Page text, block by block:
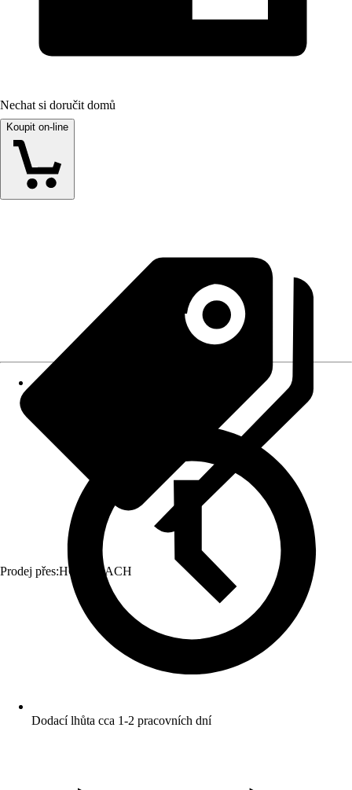
Nechat si doručit domů
Koupit on-line
Prodej přes:HORNBACH
Dodací lhůta cca 1-2 pracovních dní